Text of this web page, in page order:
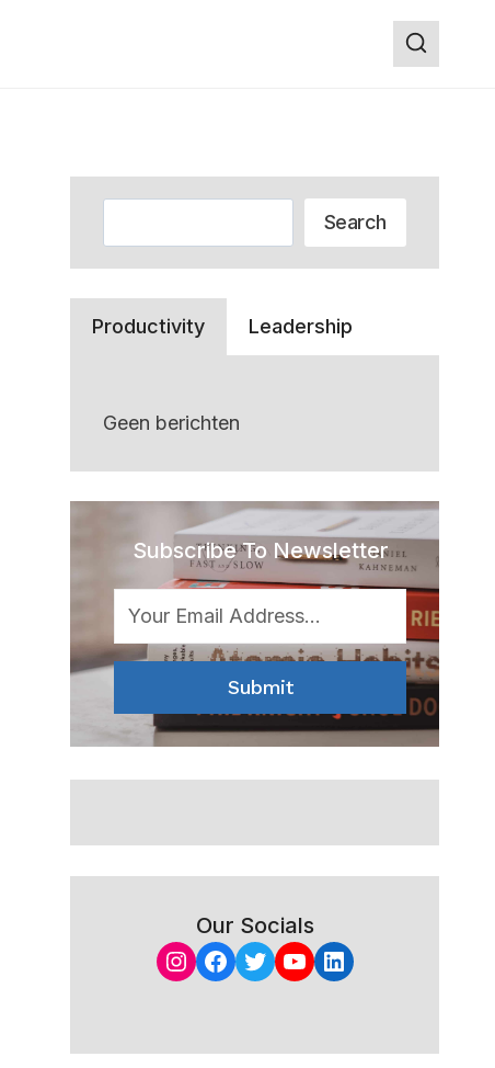
Search
Productivity Leadership
Geen berichten
Subscribe To Newsletter
Submit
Our Socials
Instagram
Facebook
Twitter
YouTube
LinkedIn